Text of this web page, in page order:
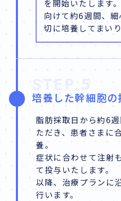
を開始いたします
向けて約6週間、
切に培養してまいり
STEP.5
培養した幹細胞の
脂肪採取日から約6
ただき、患者さまに
養。
症状に合わせて注射
て投与いたします。
以降、治療プランに
行います。